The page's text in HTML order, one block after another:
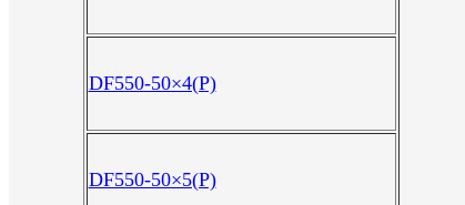
DF550-50×4(P)
DF550-50×5(P)